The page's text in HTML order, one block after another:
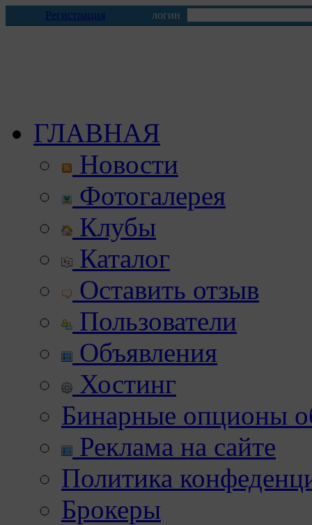
Регистрация логин
ГЛАВНАЯ
Новости
Фотогалерея
Клубы
Каталог
Оставить отзыв
Пользователи
Объявления
Хостинг
Бинарные опционы
Реклама на сайте
Политика
Брокеры